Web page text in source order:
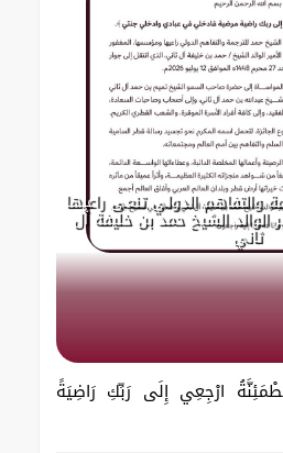
والتفاهم الدولي تنعى راعيها
الشيخ حمد بن خليفة آل
ثاني
ارْجِعِي إِلَى رَبِّكِ رَاضِيَةً